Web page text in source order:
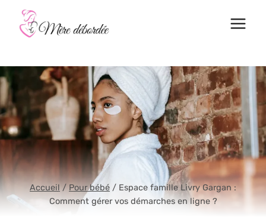
contenu
Accueil / Pour bébé / Espace famille Livry Gargan :
Comment gérer vos démarches en ligne ?